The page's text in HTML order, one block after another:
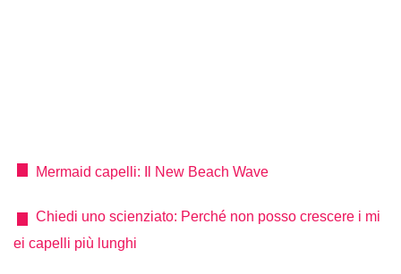
Mermaid capelli: Il New Beach Wave
Chiedi uno scienziato: Perché non posso crescere i mi
ei capelli più lunghi